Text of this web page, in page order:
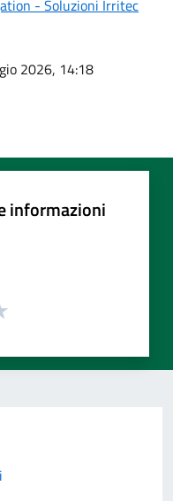
- Soluzioni Irritec
2026, 14:18
informazioni